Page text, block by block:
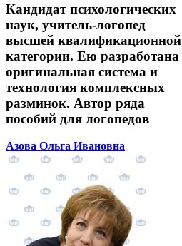
Кандидат психологических
наук, учитель-логопед
высшей квалификационной
категории. Ею разработана
оригинальная система и
технология комплексных
разминок. Автор ряда
пособий для логопедов
Азова Ольга Ивановна